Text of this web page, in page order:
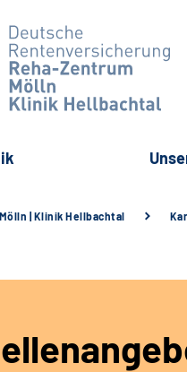
| Klinik Hellbachtal